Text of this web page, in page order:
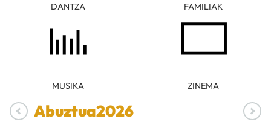
DANTZA FAMILIAK
MUSIKA ZINEMA
Abuztua2026